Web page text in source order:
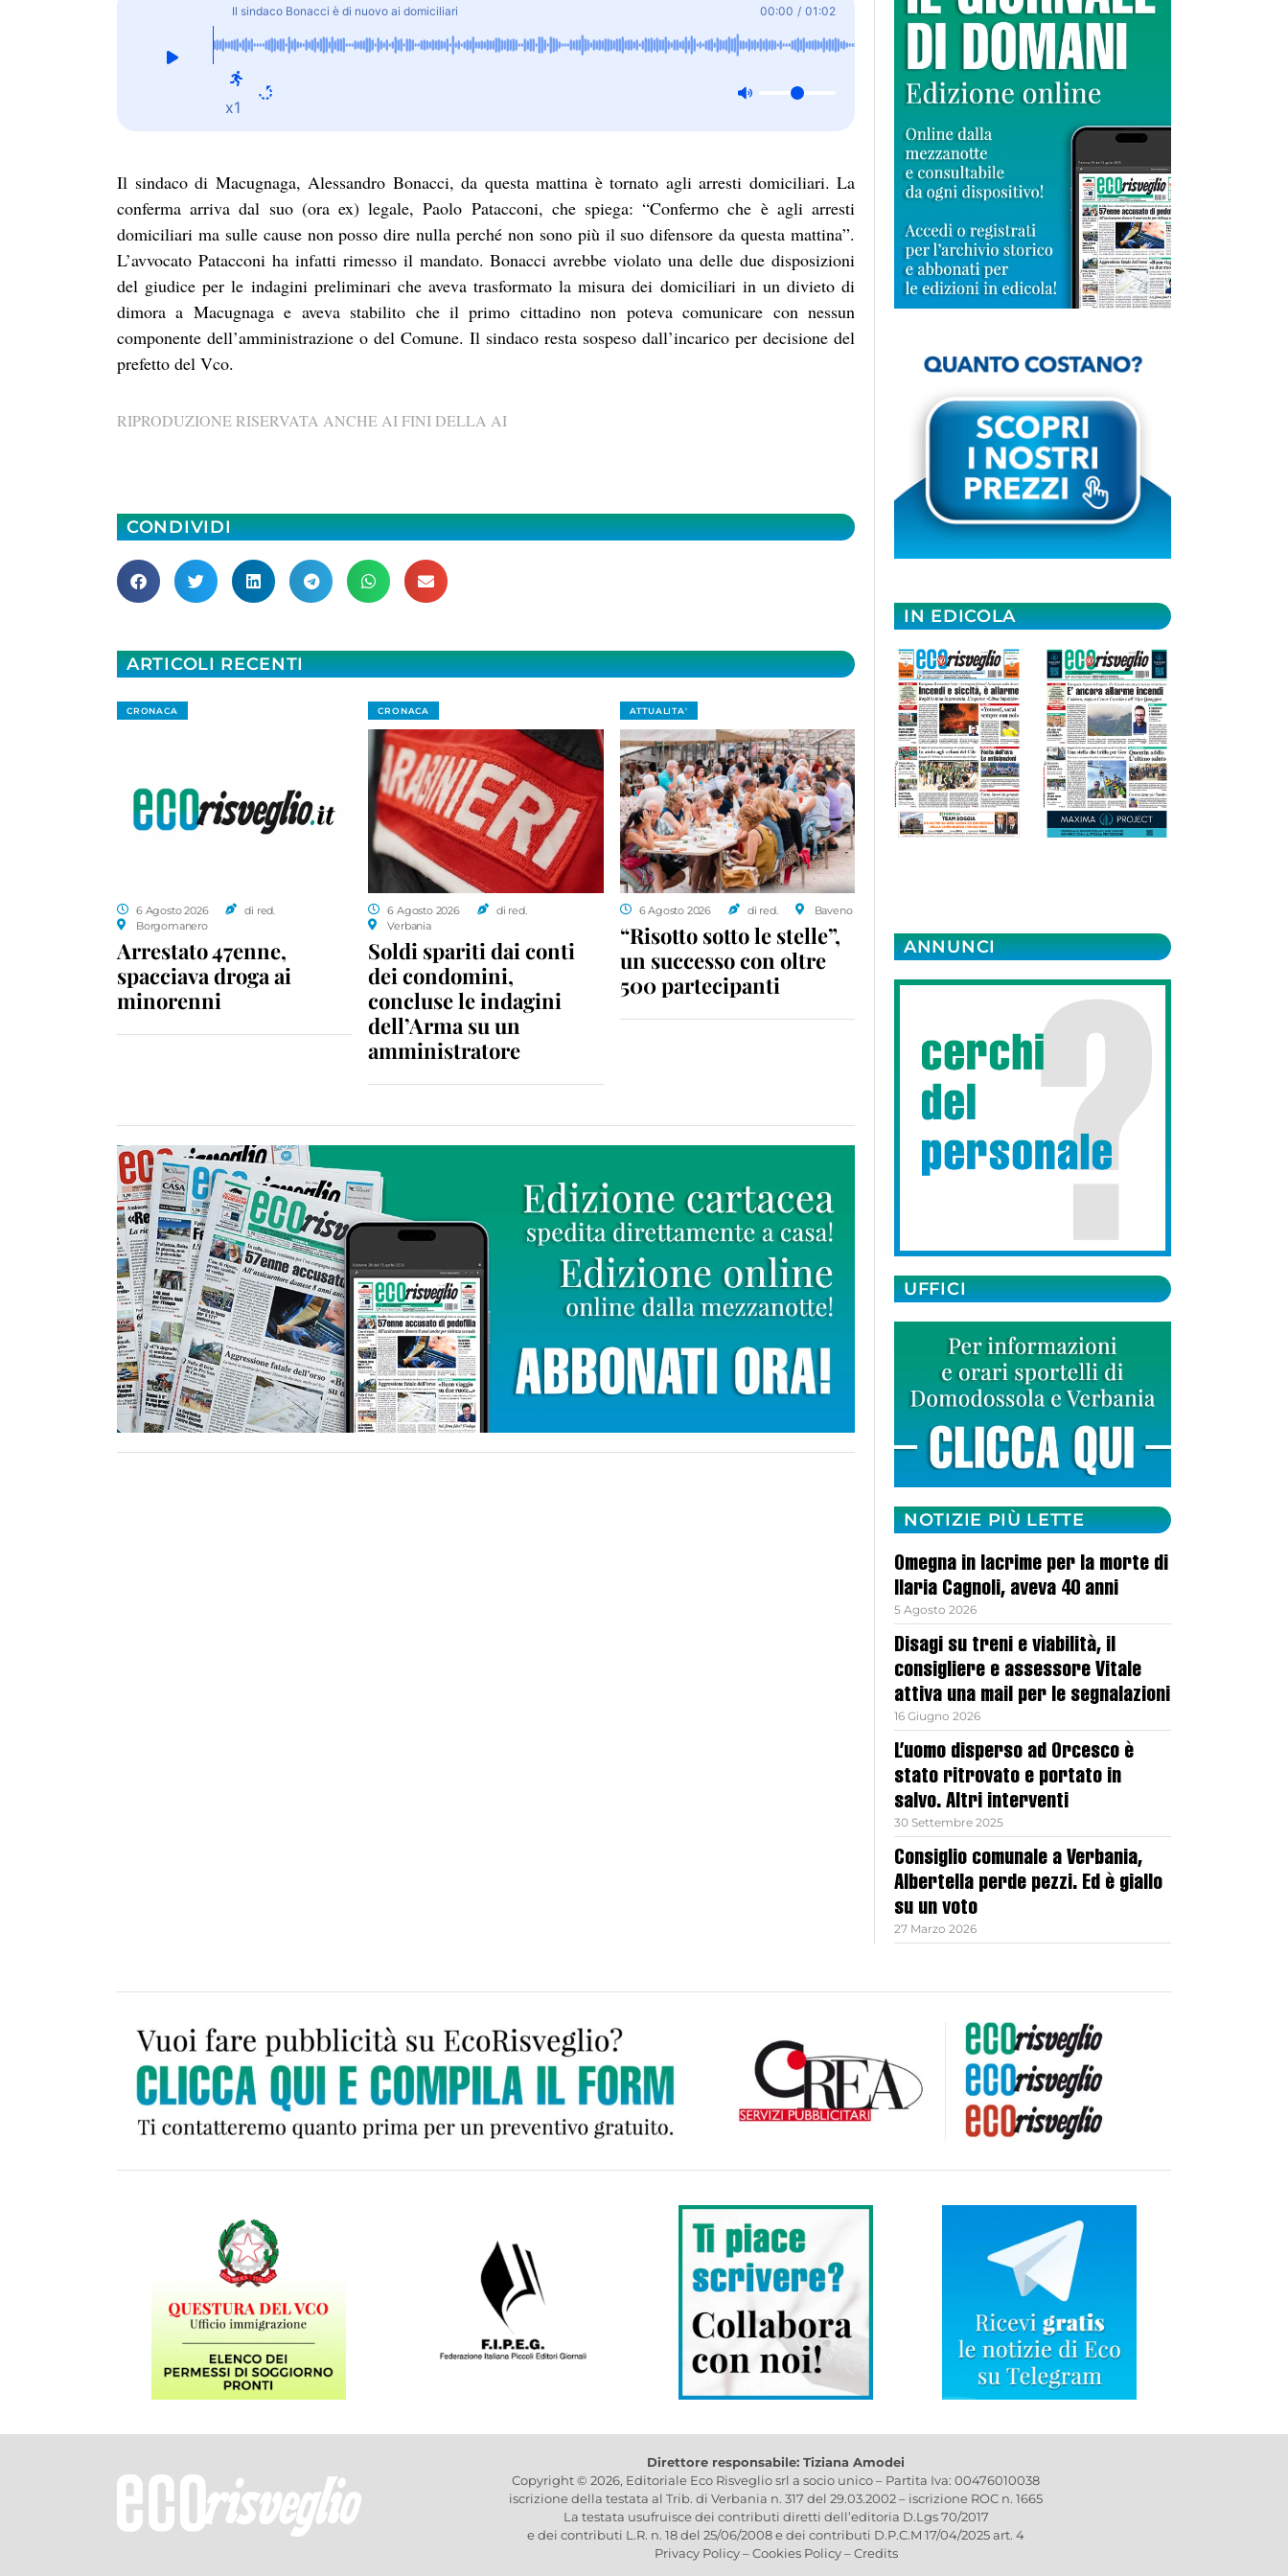
Il sindaco Bonacci è di nuovo ai domiciliari 00:00 / 01:02
x1
Il sindaco di Macugnaga, Alessandro Bonacci, da questa mattina è tornato agli arresti domiciliari. La
conferma arriva dal suo (ora ex) legale, Paolo Patacconi, che spiega: “Confermo che è agli arresti
domiciliari ma sulle cause non posso dire nulla perché non sono più il suo difensore da questa mattina”.
L’avvocato Patacconi ha infatti rimesso il mandato. Bonacci avrebbe violato una delle due disposizioni
del giudice per le indagini preliminari che aveva trasformato la misura dei domiciliari in un divieto di
dimora a Macugnaga e aveva stabilito che il primo cittadino non poteva comunicare con nessun
componente dell’amministrazione o del Comune. Il sindaco resta sospeso dall’incarico per decisione del
prefetto del Vco.
RIPRODUZIONE RISERVATA ANCHE AI FINI DELLA AI
CONDIVIDI
ARTICOLI RECENTI
CRONACA
6 Agosto 2026
di red.
Borgomanero
Arrestato 47enne,
spacciava droga ai
minorenni
CRONACA
6 Agosto 2026
di red.
Verbania
Soldi spariti dai conti
dei condomini,
concluse le indagini
dell’Arma su un
amministratore
ATTUALITA'
6 Agosto 2026 di red. Baveno
“Risotto sotto le stelle”,
un successo con oltre
500 partecipanti
IN EDICOLA
ANNUNCI
UFFICI
NOTIZIE PIÙ LETTE
Omegna in lacrime per la morte di
Ilaria Cagnoli, aveva 40 anni
5 Agosto 2026
Disagi su treni e viabilità, il
consigliere e assessore Vitale
attiva una mail per le segnalazioni
16 Giugno 2026
L’uomo disperso ad Orcesco è
stato ritrovato e portato in
salvo. Altri interventi
30 Settembre 2025
Consiglio comunale a Verbania,
Albertella perde pezzi. Ed è giallo
su un voto
27 Marzo 2026
Direttore responsabile: Tiziana Amodei
Copyright © 2026, Editoriale Eco Risveglio srl a socio unico – Partita Iva: 00476010038
iscrizione della testata al Trib. di Verbania n. 317 del 29.03.2002 – iscrizione ROC n. 1665
La testata usufruisce dei contributi diretti dell’editoria D.Lgs 70/2017
e dei contributi L.R. n. 18 del 25/06/2008 e dei contributi D.P.C.M 17/04/2025 art. 4
Privacy Policy–Cookies Policy–Credits